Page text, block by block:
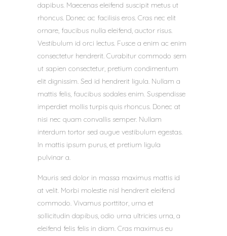
dapibus. Maecenas eleifend suscipit metus ut
rhoncus. Donec ac facilisis eros. Cras nec elit
ornare, faucibus nulla eleifend, auctor risus.
Vestibulum id orci lectus. Fusce a enim ac enim
consectetur hendrerit. Curabitur commodo sem
ut sapien consectetur, pretium condimentum
elit dignissim. Sed id hendrerit ligula. Nullam a
mattis felis, faucibus sodales enim. Suspendisse
imperdiet mollis turpis quis rhoncus. Donec at
nisi nec quam convallis semper. Nullam
interdum tortor sed augue vestibulum egestas.
In mattis ipsum purus, et pretium ligula
pulvinar a.
Mauris sed dolor in massa maximus mattis id
at velit. Morbi molestie nisl hendrerit eleifend
commodo. Vivamus porttitor, urna et
sollicitudin dapibus, odio urna ultricies urna, a
eleifend felis felis in diam. Cras maximus eu